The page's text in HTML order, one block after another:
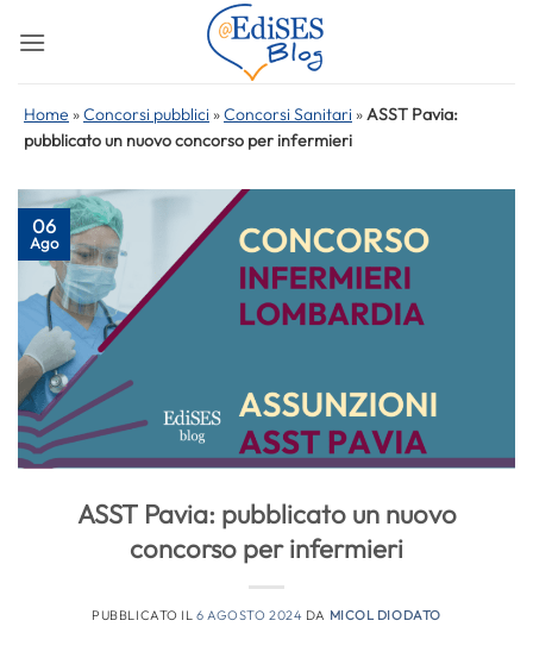
Home »Concorsi pubblici »Concorsi Sanitari »ASST Pavia:
pubblicato un nuovo concorso per infermieri
06
Ago
ASST Pavia: pubblicato un nuovo
concorso per infermieri
PUBBLICATO IL6 AGOSTO 2024 DA MICOL DIODATO